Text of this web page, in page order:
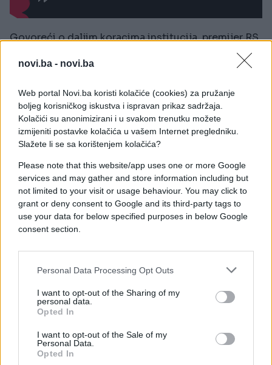
novi.ba - novi.ba
Web portal Novi.ba koristi kolačiće (cookies) za pružanje
boljeg korisničkog iskustva i ispravan prikaz sadržaja.
Kolačići su anonimizirani i u svakom trenutku možete
izmijeniti postavke kolačića u vašem Internet pregledniku.
Slažete li se sa korištenjem kolačića?
Please note that this website/app uses one or more Google
services and may gather and store information including but
not limited to your visit or usage behaviour. You may click to
grant or deny consent to Google and its third-party tags to
use your data for below specified purposes in below Google
consent section.
Personal Data Processing Opt Outs
I want to opt-out of the Sharing of my
personal data.
Opted In
I want to opt-out of the Sale of my
Personal Data.
Opted In
Govoreći o daljim koracima institucija, premijer RS ​​
Savo Minić poručio je da pasivnost nije opcija. On
je naglasio da će svaka donesena odluka imati svoj
pred političkim izazovima.
"Mi ne možemo sjediti krštenih ruku. Mi nećemo
ništa donijeti, što nećemo realizirati",
Podsjećamo, bivši visoki predstavnik u Bosni i
Hercegovini, Valentin Inzko, ostao je upamćen po
tome što je pred sam kraj svog mandata u srpnju
2021. godine nametnuo dopune Krivičnog zakona
potpisao poštansku markicu kojom je obilježeno 25
godina rada Ureda visokog predstavnika (OHR) u
BiH. Taj čin je bio dio ceremonije kojom se
obilježava jubilej institucije na čijem je čelu bio 12
godina, a ubrzo nakon toga uslijedio je i njegov